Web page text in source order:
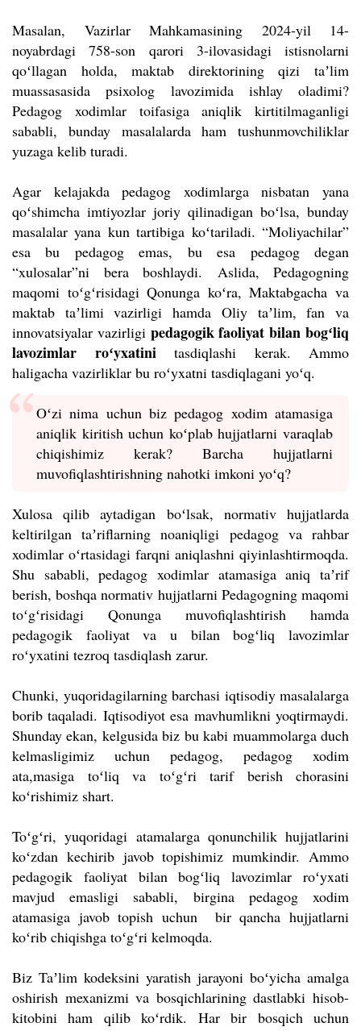
Masalan, Vazirlar Mahkamasining 2024-yil 14-
noyabrdagi 758-son qarori 3-ilovasidagi istisnolarni
qoʻllagan holda, maktab direktorining qizi taʼlim
muassasasida psixolog lavozimida ishlay oladimi?
Pedagog xodimlar toifasiga aniqlik kirtitilmaganligi
sababli, bunday masalalarda ham tushunmovchiliklar
yuzaga kelib turadi.
Agar kelajakda pedagog xodimlarga nisbatan yana
qoʻshimcha imtiyozlar joriy qilinadigan boʻlsa, bunday
masalalar yana kun tartibiga koʻtariladi. “Moliyachilar”
esa bu pedagog emas, bu esa pedagog degan
“xulosalar”ni bera boshlaydi. Aslida, Pedagogning
maqomi toʻgʻrisidagi Qonunga koʻra, Maktabgacha va
maktab taʼlimi vazirligi hamda Oliy taʼlim, fan va
innovatsiyalar vazirligi pedagogik faoliyat bilan bogʻliq
lavozimlar roʻyxatinitasdiqlashi kerak. Ammo
haligacha vazirliklar bu roʻyxatni tasdiqlagani yoʻq.
Oʻzi nima uchun biz pedagog xodim atamasiga
aniqlik kiritish uchun koʻplab hujjatlarni varaqlab
chiqishimiz kerak? Barcha hujjatlarni
muvofiqlashtirishning nahotki imkoni yoʻq?
Xulosa qilib aytadigan boʻlsak, normativ hujjatlarda
keltirilgan taʼriflarning noaniqligi pedagog va rahbar
xodimlar oʻrtasidagi farqni aniqlashni qiyinlashtirmoqda.
Shu sababli, pedagog xodimlar atamasiga aniq taʼrif
berish, boshqa normativ hujjatlarni Pedagogning maqomi
toʻgʻrisidagi Qonunga muvofiqlashtirish hamda
pedagogik faoliyat va u bilan bogʻliq lavozimlar
roʻyxatini tezroq tasdiqlash zarur.
Chunki, yuqoridagilarning barchasi iqtisodiy masalalarga
borib taqaladi. Iqtisodiyot esa mavhumlikni yoqtirmaydi.
Shunday ekan, kelgusida biz bu kabi muammolarga duch
kelmasligimiz uchun pedagog, pedagog xodim
ata,masiga toʻliq va toʻgʻri tarif berish chorasini
koʻrishimiz shart.
Toʻgʻri, yuqoridagi atamalarga qonunchilik hujjatlarini
koʻzdan kechirib javob topishimiz mumkindir. Ammo
pedagogik faoliyat bilan bogʻliq lavozimlar roʻyxati
mavjud emasligi sababli, birgina pedagog xodim
atamasiga javob topish uchun bir qancha hujjatlarni
koʻrib chiqishga toʻgʻri kelmoqda.
Biz Taʼlim kodeksini yaratish jarayoni boʻyicha amalga
oshirish mexanizmi va bosqichlarining dastlabki hisob-
kitobini ham qilib koʻrdik. Har bir bosqich uchun